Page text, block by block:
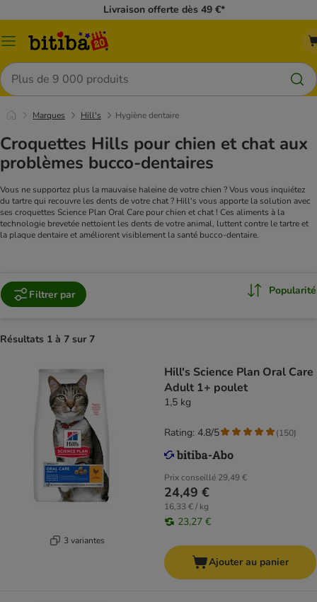
Livraison offerte dès 49 €*
Menu
Rechercher
Marques Hill's Hygiène dentaire
Croquettes Hills pour chien et chat aux
problèmes bucco-dentaires
Vous ne supportez plus la mauvaise haleine de votre chien ? Vous vous inquiétez
du tartre qui recouvre les dents de votre chat ? Hill's vous apporte la solution avec
ses croquettes Science Plan Oral Care pour chien et chat ! Ces aliments à la
technologie brevetée nettoient les dents de votre animal, luttent contre le tartre et
la plaque dentaire et améliorent visiblement la santé bucco-dentaire.
Filtrer par Popularité
Résultats 1 à 7 sur 7
3 variantes
Hill's Science Plan Oral Care
Adult 1+ poulet
1,5 kg
Prix conseillé 29,49 €
24,49 €
16,33 € / kg
23,27 €
Rating: 4.8/5 (150)
Ajouter au panier